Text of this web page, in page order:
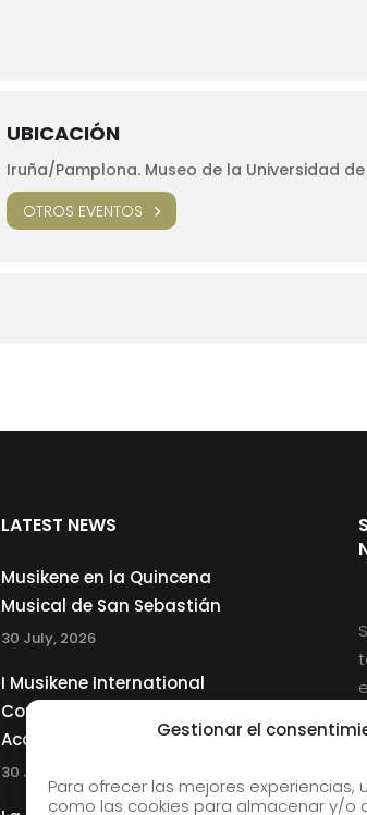
Gestionar el
Para ofrecer las mejores experiencias,
como las cookies para almacenar y/o
UBICACIÓN
Iruña/Pamplona. Museo de la Universidad
OTROS EVENTOS
LATEST NEWS
Musikene en la Quincena
Musical de San Sebastián
30 July, 2026
I Musikene International
Competition for Young
Accordionists
30 July, 2026